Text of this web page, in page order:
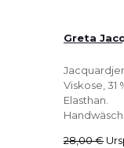
Greta
Viskose, 31
Elasthan.
28,00€